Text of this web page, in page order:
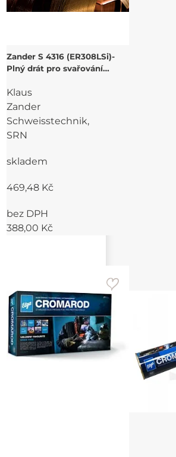
Zander S 4316 (ER308LSi)-
Plný drát pro svařování
Klaus
Zander
Schweisstechnik,
SRN
skladem
469,48 Kč
bez DPH
388,00 Kč